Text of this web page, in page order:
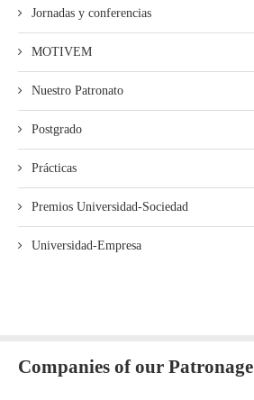
Jornadas y conferencias
MOTIVEM
Nuestro Patronato
Postgrado
Prácticas
Premios Universidad-Sociedad
Universidad-Empresa
Companies of our Patronage